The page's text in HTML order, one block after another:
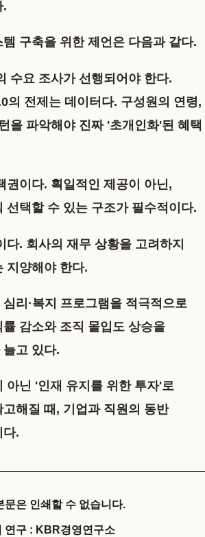
.
구축을 위한 제언은 다음과 같다.
수요 조사가 선행되어야 한다.
의 전제는 데이터다. 구성원의 연령,
을 파악해야 진짜 '초개인화'된 혜택
권이다. 획일적인 제공이 아닌,
선택할 수 있는 구조가 필수적이다.
다. 회사의 재무 상황을 고려하지
지양해야 한다.
리·복지 프로그램을 적극적으로
감소와 조직 몰입도 상승을
고 있다.
아닌 '인재 유지를 위한 투자'로
해질 때, 기업과 직원의 동반
다.
문은 인쇄할 수 없습니다.
연구 : KBR경영연구소